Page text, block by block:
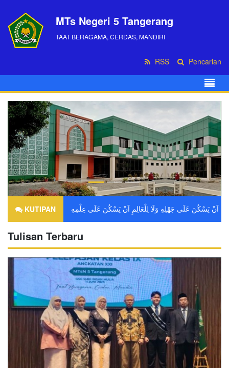
MTs Negeri 5 Tangerang
TAAT BERAGAMA, CERDAS, MANDIRI
RSS Pencarian
KUTIPAN
Tulisan Terbaru